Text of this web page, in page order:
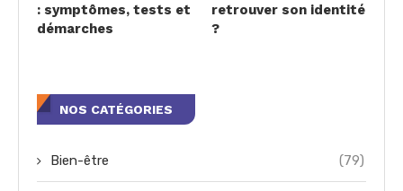
: symptômes, tests et
démarches
retrouver son identité
?
NOS CATÉGORIES
Bien-être (79)